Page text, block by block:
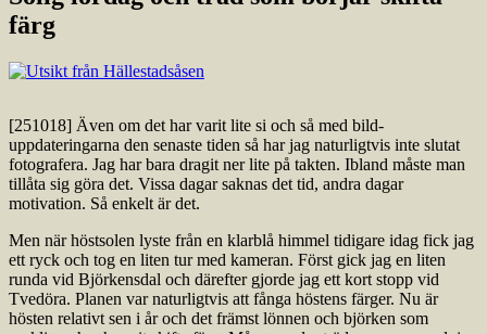
färg
[251018] Även om det har varit lite si och så med bild-
uppdateringarna den senaste tiden så har jag naturligtvis inte slutat
fotografera. Jag har bara dragit ner lite på takten. Ibland måste man
tillåta sig göra det. Vissa dagar saknas det tid, andra dagar
motivation. Så enkelt är det.
Men när höstsolen lyste från en klarblå himmel tidigare idag fick jag
ett ryck och tog en liten tur med kameran. Först gick jag en liten
runda vid Björkensdal och därefter gjorde jag ett kort stopp vid
Tvedöra. Planen var naturligtvis att fånga höstens färger. Nu är
hösten relativt sen i år och det främst lönnen och björken som